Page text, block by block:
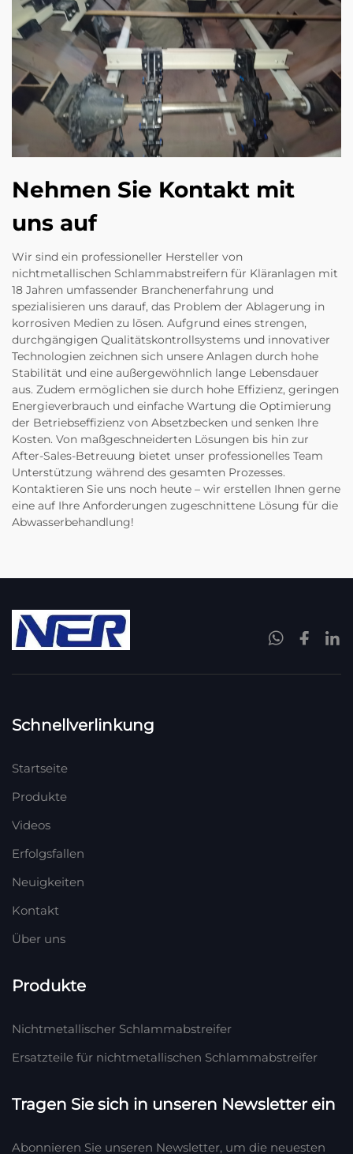
Nehmen Sie Kontakt mit
uns auf
Wir sind ein professioneller Hersteller von
nichtmetallischen Schlammabstreifern für Kläranlagen mit
18 Jahren umfassender Branchenerfahrung und
spezialisieren uns darauf, das Problem der Ablagerung in
korrosiven Medien zu lösen. Aufgrund eines strengen,
durchgängigen Qualitätskontrollsystems und innovativer
Technologien zeichnen sich unsere Anlagen durch hohe
Stabilität und eine außergewöhnlich lange Lebensdauer
aus. Zudem ermöglichen sie durch hohe Effizienz, geringen
Energieverbrauch und einfache Wartung die Optimierung
der Betriebseffizienz von Absetzbecken und senken Ihre
Kosten. Von maßgeschneiderten Lösungen bis hin zur
After-Sales-Betreuung bietet unser professionelles Team
Unterstützung während des gesamten Prozesses.
Kontaktieren Sie uns noch heute – wir erstellen Ihnen gerne
eine auf Ihre Anforderungen zugeschnittene Lösung für die
Abwasserbehandlung!
Schnellverlinkung
Startseite
Produkte
Videos
Erfolgsfallen
Neuigkeiten
Kontakt
Über uns
Produkte
Nichtmetallischer Schlammabstreifer
Ersatzteile für nichtmetallischen Schlammabstreifer
Tragen Sie sich in unseren Newsletter ein
Abonnieren Sie unseren Newsletter, um die neuesten